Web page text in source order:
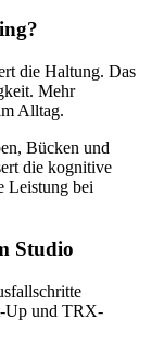
die Haltung. Das
Mehr
Alltag.
Bücken und
die kognitive
Leistung bei
Studio
Up und TRX-